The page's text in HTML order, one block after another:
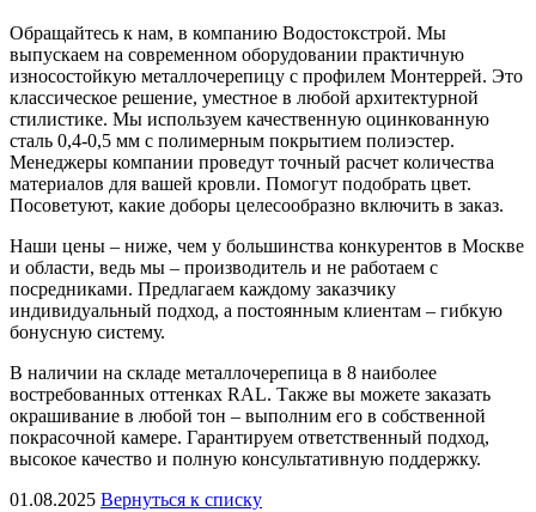
Обращайтесь к нам, в компанию Водостокстрой. Мы
выпускаем на современном оборудовании практичную
износостойкую металлочерепицу с профилем Монтеррей. Это
классическое решение, уместное в любой архитектурной
стилистике. Мы используем качественную оцинкованную
сталь 0,4-0,5 мм с полимерным покрытием полиэстер.
Менеджеры компании проведут точный расчет количества
материалов для вашей кровли. Помогут подобрать цвет.
Посоветуют, какие доборы целесообразно включить в заказ.
Наши цены – ниже, чем у большинства конкурентов в Москве
и области, ведь мы – производитель и не работаем с
посредниками. Предлагаем каждому заказчику
индивидуальный подход, а постоянным клиентам – гибкую
бонусную систему.
В наличии на складе металлочерепица в 8 наиболее
востребованных оттенках RAL. Также вы можете заказать
окрашивание в любой тон – выполним его в собственной
покрасочной камере. Гарантируем ответственный подход,
высокое качество и полную консультативную поддержку.
01.08.2025 Вернуться к списку